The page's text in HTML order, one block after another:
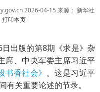
2026-04-15 来源： 新华社
打印本页
出版的第8期《求是》杂
席、中央军委主席习近平
书香社会》 。这是习近平
关重要论述的节录。